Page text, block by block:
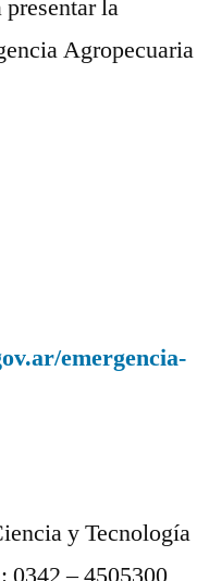
la
Agropecuaria
emergencia-
y Tecnología